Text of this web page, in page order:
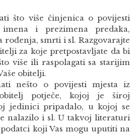
što više činjenica o povijesti
i prezimena predaka,
rođenja, smrti i sl. Razgovarajte
za koje pretpostavljate da bi
više ili raspolagati sa starijim
obitelji.
nešto o povijesti mjesta iz
potječe, kojoj je široj
jedinici pripadalo, u kojoj se
nalazilo i sl. U takvoj literaturi
podatci koji Vas mogu uputiti na